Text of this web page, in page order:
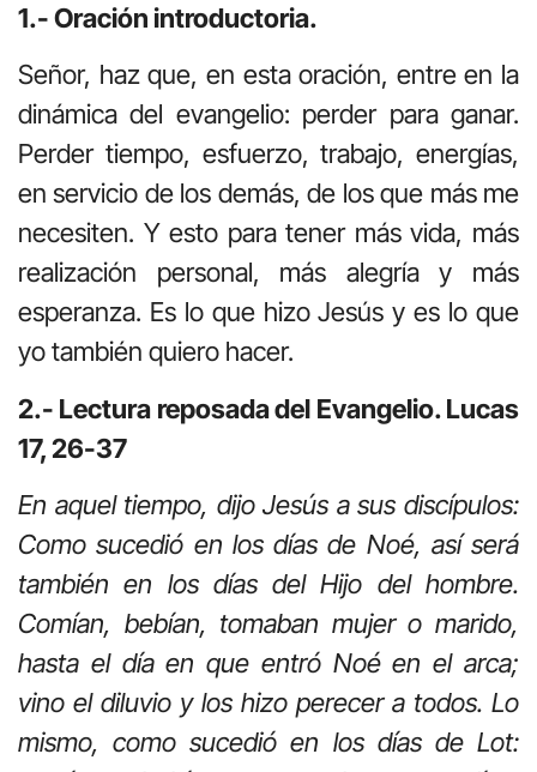
1.- Oración introductoria.
Señor, haz que, en esta oración, entre en la
dinámica del evangelio: perder para ganar.
Perder tiempo, esfuerzo, trabajo, energías,
en servicio de los demás, de los que más me
necesiten. Y esto para tener más vida, más
realización personal, más alegría y más
esperanza. Es lo que hizo Jesús y es lo que
yo también quiero hacer.
2.- Lectura reposada del Evangelio. Lucas
17, 26-37
En aquel tiempo, dijo Jesús a sus discípulos:
Como sucedió en los días de Noé, así será
también en los días del Hijo del hombre.
Comían, bebían, tomaban mujer o marido,
hasta el día en que entró Noé en el arca;
vino el diluvio y los hizo perecer a todos. Lo
mismo, como sucedió en los días de Lot: